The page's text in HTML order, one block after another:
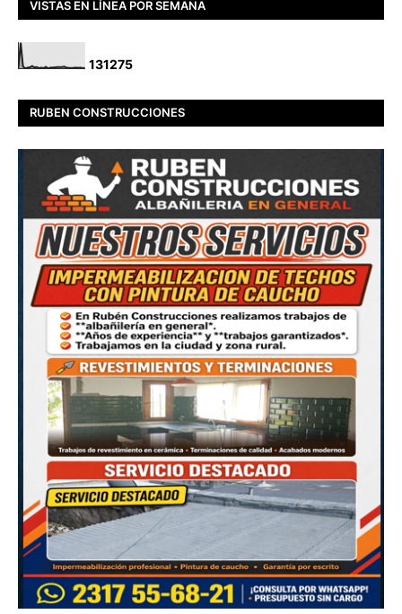
VISTAS EN LÍNEA POR SEMANA
131275
RUBEN CONSTRUCCIONES